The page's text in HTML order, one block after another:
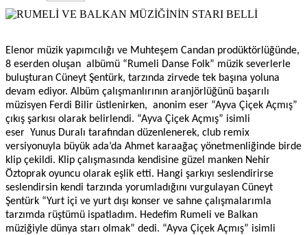
Elenor müzik yapımcılığı ve Muhteşem Candan prodüktörlüğünde,
8 eserden oluşan albümü “Rumeli Danse Folk” müzik severlerle
buluşturan Cüneyt Şentürk, tarzında zirvede tek başına yoluna
devam ediyor. Albüm çalışmanlırının aranjörlüğünü başarılı
müzisyen Ferdi Bilir üstlenirken, anonim eser “Ayva Çiçek Açmış”
çıkış şarkısı olarak belirlendi. “Ayva Çiçek Açmış” isimli
eser Yunus Duralı tarafından düzenlenerek, club remix
versiyonuyla büyük ada’da Ahmet karaağaç yönetmenliğinde birde
klip çekildi. Klip çalışmasında kendisine güzel manken Nehir
Öztoprak oyuncu olarak eşlik etti. Hangi şarkıyı seslendirirse
seslendirsin kendi tarzında yorumladığını vurgulayan Cüneyt
Şentürk “Yurt içi ve yurt dışı konser ve sahne çalışmalarımla
tarzımda rüştümü ispatladım. Hedefim Rumeli ve Balkan
müziğiyle dünya starı olmak” dedi. “Ayva Çiçek Açmış” isimli